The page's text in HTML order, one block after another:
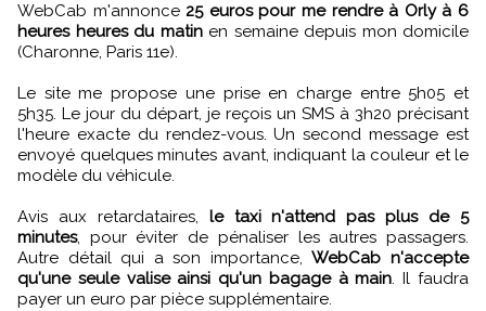
WebCab m'annonce 25 euros pour me rendre à Orly à 6
heures heures du matinen semaine depuis mon domicile
(Charonne, Paris 11e).
Le site me propose une prise en charge entre 5h05 et
5h35. Le jour du départ, je reçois un SMS à 3h20 précisant
l'heure exacte du rendez-vous. Un second message est
envoyé quelques minutes avant, indiquant la couleur et le
modèle du véhicule.
Avis aux retardataires, le taxi n'attend pas plus de 5
minutes, pour éviter de pénaliser les autres passagers.
Autre détail qui a son importance,WebCab n'accepte
qu'une seule valise ainsi qu'un bagage à main. Il faudra
payer un euro par pièce supplémentaire.